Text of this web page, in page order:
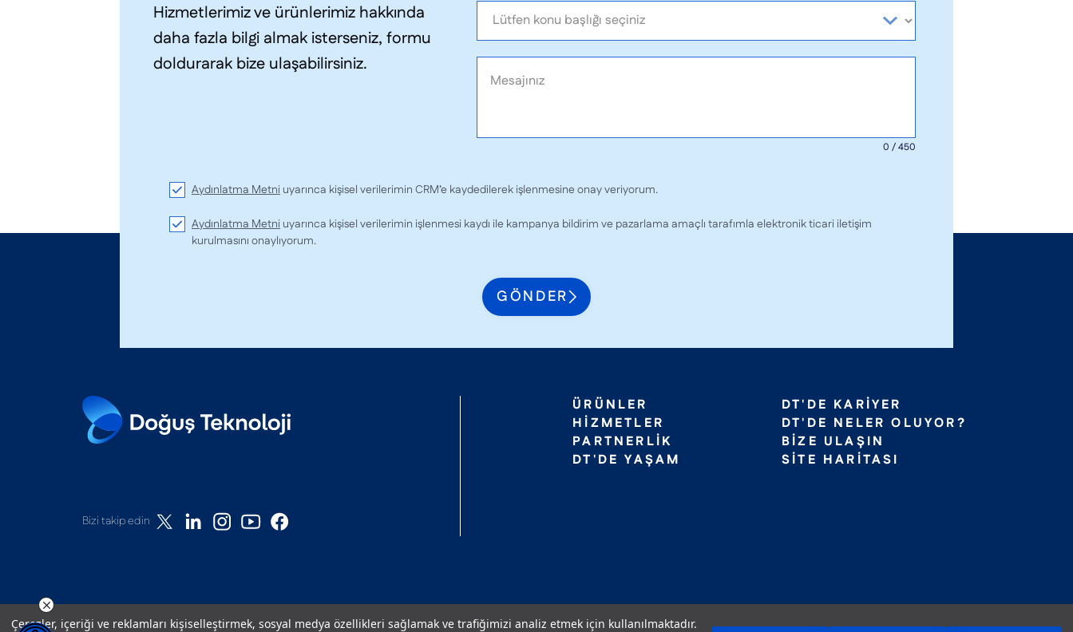
Çerezler, içeriği ve reklamları kişiselleştirmek, sosyal medya özellikleri sağlamak ve trafiğimizi analiz etmek için kullanılmaktadır.
ulaşmasınızı sağlarken sizi dijital
tehditlere karşı anlık olarak koruyoruz.
Hizmetlerimiz ve ürünlerimiz hakkında
daha fazla bilgi almak isterseniz, formu
doldurarak bize ulaşabilirsiniz.
0 / 450
Aydınlatma Metni uyarınca kişisel verilerimin CRM’e kaydedilerek işlenmesine onay veriyorum.
Aydınlatma Metni uyarınca kişisel verilerimin işlenmesi kaydı ile kampanya bildirim ve pazarlama amaçlı tarafımla elektronik ticari iletişim
kurulmasını onaylıyorum.
GÖNDER
Bizi takip edin
ÜRÜNLER
DT'DE KARIYER
HIZMETLER
DT'DE NELER OLUYOR?
PARTNERLIK
BIZE ULAŞIN
DT'DE YAŞAM
SITE HARITASI